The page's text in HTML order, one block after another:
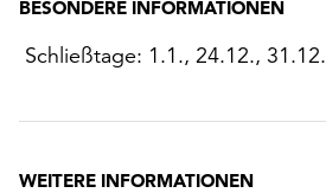
BESONDERE INFORMATIONEN
Schließtage: 1.1., 24.12., 31.12.
WEITERE INFORMATIONEN